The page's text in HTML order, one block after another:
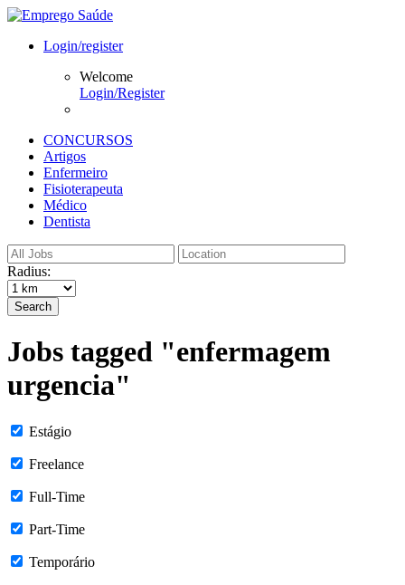
Login/register
Welcome
Login/Register
CONCURSOS
Artigos
Enfermeiro
Fisioterapeuta
Médico
Dentista
Radius:
Search
Jobs tagged "enfermagem
urgencia"
Estágio
Freelance
Full-Time
Part-Time
Temporário